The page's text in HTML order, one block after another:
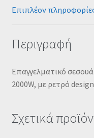
Επιπλέον
Περιγραφή
Επαγγελματικό
2000W, με ρετρό
Σχετικά